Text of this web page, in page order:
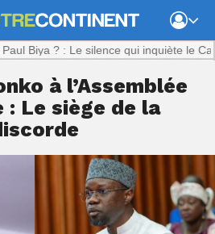
? : Le silence qui inquiète le
à l’Assemblée
: Le siège de la